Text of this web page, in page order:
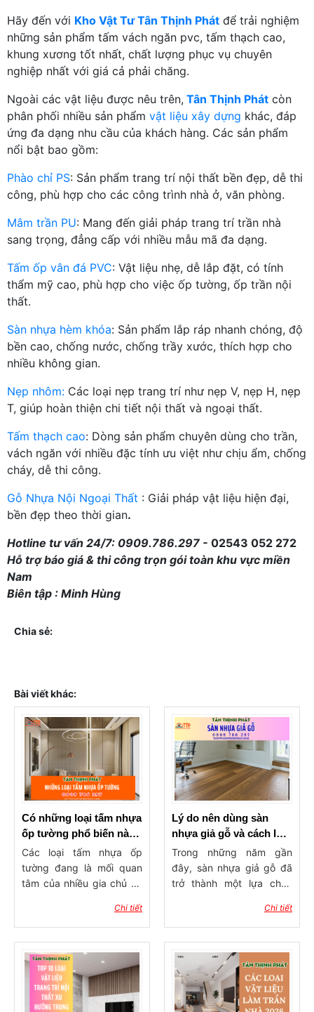
Hãy đến với Kho Vật Tư Tân Thịnh Phát để trải nghiệm
những sản phẩm tấm vách ngăn pvc, tấm thạch cao,
khung xương tốt nhất, chất lượng phục vụ chuyên
nghiệp nhất với giá cả phải chăng.
Ngoài các vật liệu được nêu trên, Tân Thịnh Phát còn
phân phối nhiều sản phẩm vật liệu xây dựng khác, đáp
ứng đa dạng nhu cầu của khách hàng. Các sản phẩm
nổi bật bao gồm:
Phào chỉ PS: Sản phẩm trang trí nội thất bền đẹp, dễ thi
công, phù hợp cho các công trình nhà ở, văn phòng.
Mâm trần PU: Mang đến giải pháp trang trí trần nhà
sang trọng, đẳng cấp với nhiều mẫu mã đa dạng.
Tấm ốp vân đá PVC: Vật liệu nhẹ, dễ lắp đặt, có tính
thẩm mỹ cao, phù hợp cho việc ốp tường, ốp trần nội
thất.
Sàn nhựa hèm khóa: Sản phẩm lắp ráp nhanh chóng, độ
bền cao, chống nước, chống trầy xước, thích hợp cho
nhiều không gian.
Nẹp nhôm: Các loại nẹp trang trí như nẹp V, nẹp H, nẹp
T, giúp hoàn thiện chi tiết nội thất và ngoại thất.
Tấm thạch cao: Dòng sản phẩm chuyên dùng cho trần,
vách ngăn với nhiều đặc tính ưu việt như chịu ẩm, chống
cháy, dễ thi công.
Gỗ Nhựa Nội Ngoại Thất : Giải pháp vật liệu hiện đại,
bền đẹp theo thời gian.
Hotline tư vấn 24/7: 0909.786.297 - 02543 052 272
Hỗ trợ báo giá & thi công trọn gói toàn khu vực miền
Nam
Biên tập : Minh Hùng
Chia sẻ:
Bài viết khác:
Có những loại tấm nhựa
ốp tường phổ biến nào
hiện nay ?
Các loại tấm nhựa ốp
tường đang là mối quan
tâm của nhiều gia chủ có
sửa nhà ở, công trình. Vậy
vật liệu ốp tường nào
đang được sử dụng phổ
biến? Kích thước tấm
nhựa ốp tường là bao
nhiêu? Địa chỉ mua tấm ốp
tường chất lượng, giá rẻ ở
Chi tiết
Lý do nên dùng sàn
nhựa giả gỗ và cách lựa
chọn tốt nhất
Trong những năm gần
đây, sàn nhựa giả gỗ đã
trở thành một lựa chọn
thất nhờ vào những ưu
điểm vượt trội mà nó
mang lại. Với vẻ đẹp
giống hệt sàn gỗ tự nhiên,
nhưng có độ bền cao hơn
và giá thành hợp lý hơn,
sàn nhựa giả gỗ đang dần
Chi tiết